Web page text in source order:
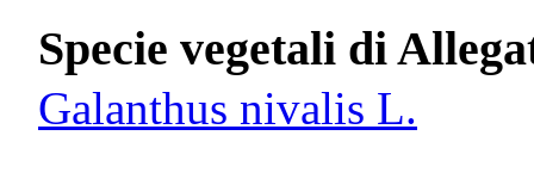
Specie vegetali di
Galanthus nivalis L.